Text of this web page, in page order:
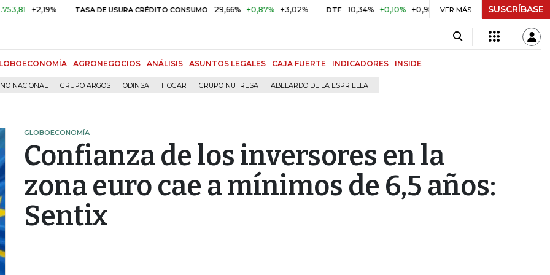
TASA DE USURA CRÉDITO CONSUMO 29,66% +0,87% +3,02% DTF 10,34% +0,10% +0,98% UVR $ 416,96 +$ 0,05 +0,01%
VER MÁS SUSCRÍBASE
AGRONEGOCIOS ANÁLISIS ASUNTOS LEGALES CAJA FUERTE INDICADORES INSIDE
NACIONAL GRUPO ARGOS ODINSA HOGAR GRUPO NUTRESA ABELARDO DE LA ESPRIELLA
GLOBOECONOMÍA
Confianza de los inversores en la
zona euro cae a mínimos de 6,5 años:
Sentix